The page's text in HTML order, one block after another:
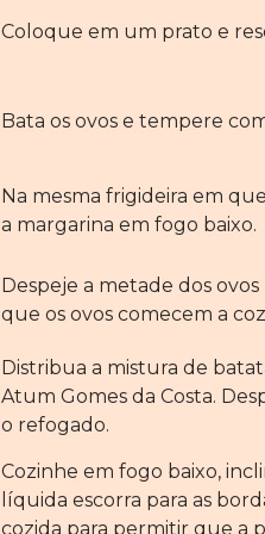
Coloque em um prato e
Bata os ovos e tempere
Na mesma frigideira em
a margarina em fogo baixo.
Despeje a metade dos
que os ovos comecem a
Distribua a mistura de
Atum Gomes da Costa.
o refogado.
Cozinhe em fogo baixo,
líquida escorra para as
cozida para permitir que a